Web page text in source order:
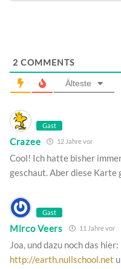
2 COMMENTS
Älteste
Gast
Crazee 12 Jahre vor
Cool! Ich hatte bisher
geschaut. Aber diese Karte
Gast
Mirco Veers 11 Jahre vor
Joa, und dazu noch das hier:
http://earth.nullschool.net